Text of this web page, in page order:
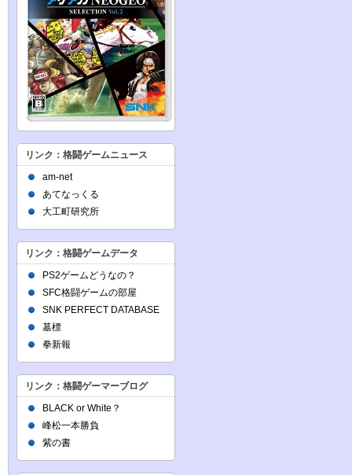
リンク：格闘ゲームニュース
am-net
あてなっくる
大工町研究所
リンク：格闘ゲームデータ
PS2ゲームどうなの？
SFC格闘ゲームの部屋
SNK PERFECT DATABASE
墓標
拳新報
リンク：格闘ゲーマーブログ
BLACK or White？
峰松一本勝負
紫の書